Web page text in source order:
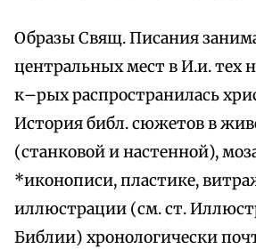
Образы Свящ. Писания
центральных мест в И.и. тех
к–рых распространилась
История библ. сюжетов в
(станковой и настенной),
*иконописи, пластике,
иллюстрации (см. ст.
Библии) хронологически